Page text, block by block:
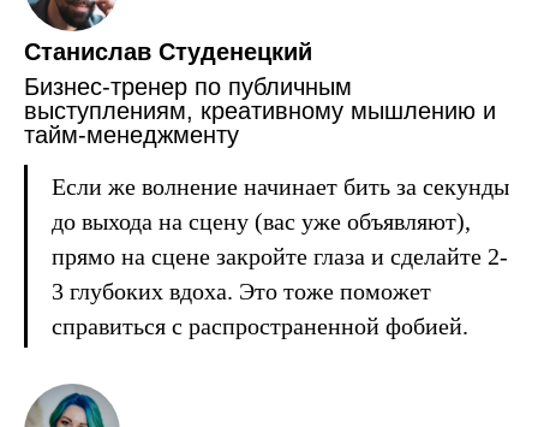
Станислав Студенецкий
Бизнес-тренер по публичным
выступлениям, креативному мышлению и
тайм-менеджменту
Если же волнение начинает бить за секунды
до выхода на сцену (вас уже объявляют),
прямо на сцене закройте глаза и сделайте 2-
3 глубоких вдоха. Это тоже поможет
справиться с распространенной фобией.